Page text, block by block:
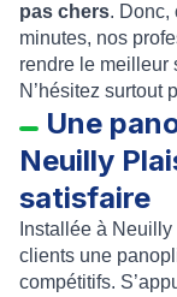
pas chers. Donc,
minutes, nos
rendre le meilleur
N’hésitez surtout
Une
Neuilly
satisfaire
Installée à
clients une
compétitifs.